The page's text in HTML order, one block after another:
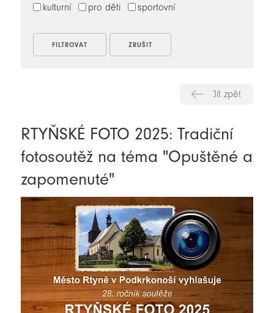
kulturní pro děti sportovní
Jít zpět
RTYŇSKÉ FOTO 2025: Tradiční
fotosoutěž na téma "Opuštěné a
zapomenuté"